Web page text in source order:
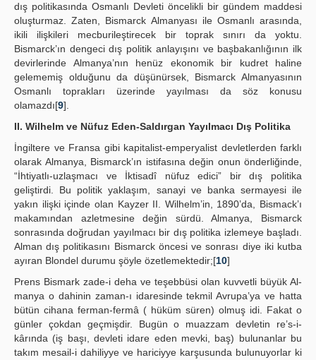
dış politikasında Osmanlı Devleti öncelikli bir gündem maddesi
oluşturmaz. Zaten, Bismarck Almanyası ile Osmanlı arasında,
ikili ilişkileri mecburileştirecek bir toprak sınırı da yoktu.
Bismarck’ın dengeci dış politik anlayışını ve başbakanlığının ilk
devirlerinde Almanya’nın henüz ekonomik bir kudret haline
gelememiş olduğunu da düşünürsek, Bismarck Almanyasının
Osmanlı toprakları üzerinde yayılması da söz konusu
olamazdı[9].
II. Wilhelm ve Nüfuz Eden-Saldırgan Yayılmacı Dış Politika
İngiltere ve Fransa gibi kapitalist-emperyalist devletlerden farklı
olarak Almanya, Bismarck’ın istifasına değin onun önderliğinde,
“İhtiyatlı-uzlaşmacı ve İktisadî nüfuz edici” bir dış politika
geliştirdi. Bu politik yaklaşım, sanayi ve banka sermayesi ile
yakın ilişki içinde olan Kayzer II. Wilhelm’in, 1890’da, Bismack’ı
makamından azletmesine değin sürdü. Almanya, Bismarck
sonrasında doğrudan yayılmacı bir dış politika izlemeye başladı.
Alman dış politikasını Bismarck öncesi ve sonrası diye iki kutba
ayıran Blondel durumu şöyle özetlemektedir;[10]
Prens Bismark zade-i deha ve teşebbüsi olan kuvvetli büyük Al-
manya o dahinin zaman-ı idaresinde tekmil Avrupa’ya ve hatta
bütün cihana ferman-fermâ ( hüküm süren) olmuş idi. Fakat o
günler çokdan geçmişdir. Bugün o muazzam devletin re’s-i-
kârında (iş başı, devleti idare eden mevki, baş) bulunanlar bu
takım mesail-i dahiliyye ve hariciyye karşusunda bulunuyorlar ki